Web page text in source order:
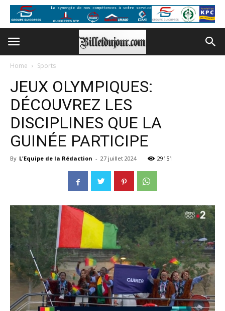
Home Sports
JEUX OLYMPIQUES:
DÉCOUVREZ LES
DISCIPLINES QUE LA
GUINÉE PARTICIPE
By L'Equipe de la Rédaction - 27 juillet 2024 29151